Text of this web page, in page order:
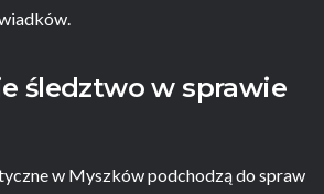
śledztwo w sprawie
w Myszków podchodzą do spraw